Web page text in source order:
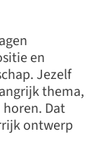
en
Jezelf
thema,
Dat
ontwerp